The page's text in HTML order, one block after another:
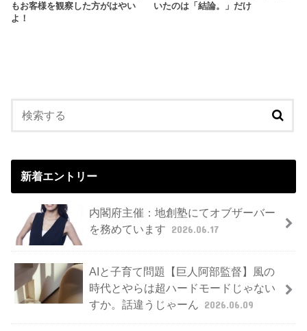
もお客様を観察した方がはやい
よ！
いたのは「結論。」だけ
新着エントリー
内閣府主催：地創塾にてオブザーバー
を務めています 2026.06.17
AIと子育て問題【巨人阿部監督】風の
時代とやらは超ハードモードじゃない
すか。話違うじゃーん 2026.06.09